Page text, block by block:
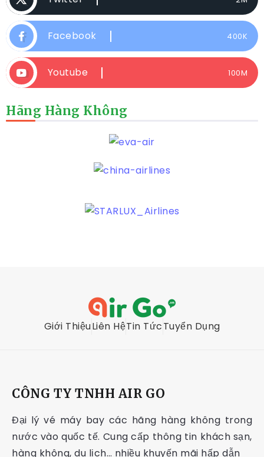
Facebook 400K
Youtube 100M
Hãng Hàng Không
Giới ThiệuLiên HệTin TứcTuyển Dụng
CÔNG TY TNHH AIR GO
Đại lý vé máy bay các hãng hàng không trong
nước vào quốc tế. Cung cấp thông tin khách sạn,
hàng không, du lịch… nhiều khuyến mãi hấp dẫn